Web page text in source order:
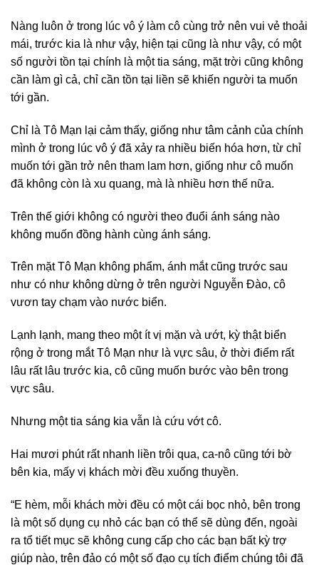
Nàng luôn ở trong lúc vô ý làm cô cùng trở nên vui vẻ thoải
mái, trước kia là như vậy, hiện tại cũng là như vậy, có một
số người tồn tại chính là một tia sáng, mặt trời cũng không
cần làm gì cả, chỉ cần tồn tại liền sẽ khiến người ta muốn
tới gần.
Chỉ là Tô Mạn lại cảm thấy, giống như tâm cảnh của chính
mình ở trong lúc vô ý đã xảy ra nhiều biến hóa hơn, từ chỉ
muốn tới gần trở nên tham lam hơn, giống như cô muốn
đã không còn là xu quang, mà là nhiều hơn thế nữa.
Trên thế giới không có người theo đuổi ánh sáng nào
không muốn đồng hành cùng ánh sáng.
Trên mặt Tô Mạn không phẩm, ánh mắt cũng trước sau
như có như không dừng ở trên người Nguyễn Đào, cô
vươn tay chạm vào nước biển.
Lạnh lạnh, mang theo một ít vị mặn và ướt, kỳ thật biển
rộng ở trong mắt Tô Mạn như là vực sâu, ở thời điểm rất
lâu rất lâu trước kia, cô cũng muốn bước vào bên trong
vực sâu.
Nhưng một tia sáng kia vẫn là cứu vớt cô.
Hai mươi phút rất nhanh liền trôi qua, ca-nô cũng tới bờ
bên kia, mấy vị khách mời đều xuống thuyền.
“E hèm, mỗi khách mời đều có một cái bọc nhỏ, bên trong
là một số dụng cụ nhỏ các bạn có thể sẽ dùng đến, ngoài
ra tổ tiết mục sẽ không cung cấp cho các bạn bất kỳ trợ
giúp nào, trên đảo có một số đạo cụ tích điểm chúng tôi đã